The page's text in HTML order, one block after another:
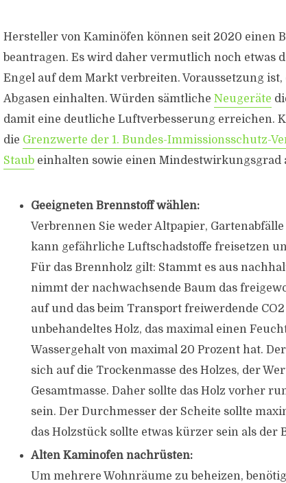
Hersteller von Kaminöfen können seit 2020 einen
beantragen. Es wird daher vermutlich noch etwas
Engel auf dem Markt verbreiten. Voraussetzung
Abgasen einhalten. Würden sämtliche Neugeräte
damit eine deutliche Luftverbesserung erreichen.
die Grenzwerte der 1. Bundes-Immissionsschutz-
Staub einhalten sowie einen Mindestwirkungsgrad
Geeigneten Brennstoff wählen:
Verbrennen Sie weder Altpapier,
kann gefährliche Luftschadstoffe freisetzen
Für das Brennholz gilt: Stammt es aus
nimmt der nachwachsende Baum das
auf und das beim Transport freiwerdende
unbehandeltes Holz, das maximal einen
Wassergehalt von maximal 20 Prozent hat.
sich auf die Trockenmasse des Holzes, der
Gesamtmasse. Daher sollte das Holz vorher
sein. Der Durchmesser der Scheite sollte
das Holzstück sollte etwas kürzer sein als der
Alten Kaminofen nachrüsten:
Um mehrere Wohnräume zu beheizen,